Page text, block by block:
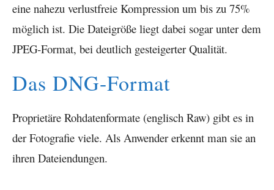
eine nahezu verlustfreie Kompression um bis zu 75%
möglich ist. Die Dateigröße liegt dabei sogar unter dem
JPEG-Format, bei deutlich gesteigerter Qualität.
Das DNG-Format
Proprietäre Rohdatenformate (englisch Raw) gibt es in
der Fotografie viele. Als Anwender erkennt man sie an
ihren Dateiendungen.